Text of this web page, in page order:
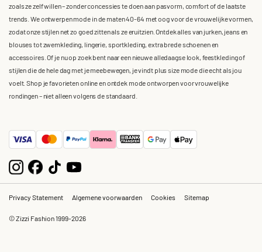
zoals ze zelf willen – zonder concessies te doen aan pasvorm, comfort of de laatste
trends. We ontwerpen mode in de maten 40-64 met oog voor de vrouwelijke vormen,
zodat onze stijlen net zo goed zitten als ze eruitzien. Ontdek alles van jurken, jeans en
blouses tot zwemkleding, lingerie, sportkleding, extra brede schoenen en
accessoires. Of je nu op zoek bent naar een nieuwe alledaagse look, feestkleding of
stijlen die de hele dag met je meebewegen, je vindt plus size mode die echt als jou
voelt. Shop je favorieten online en ontdek mode ontworpen voor vrouwelijke
rondingen – niet alleen volgens de standaard.
Privacy Statement Algemene voorwaarden Cookies Sitemap
© Zizzi Fashion 1999-2026